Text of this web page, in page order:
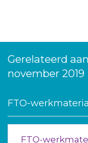
Gerelateerd
november 2019
FTO-
FTO-